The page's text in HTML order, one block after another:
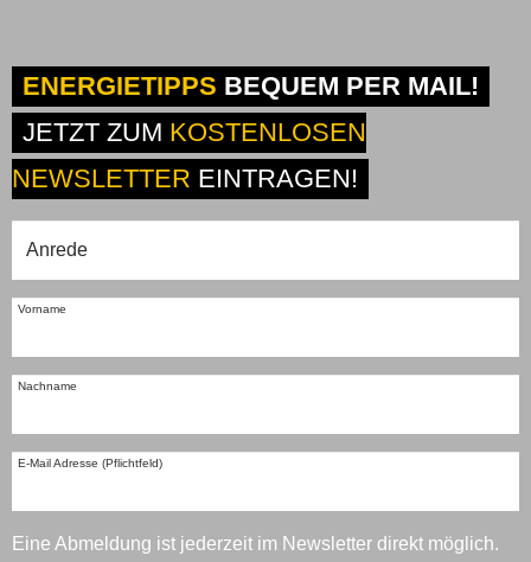
ENERGIETIPPS BEQUEM PER MAIL!
JETZT ZUM KOSTENLOSEN
NEWSLETTER EINTRAGEN!
Vorname
Nachname
E-Mail Adresse (Pflichtfeld)
Eine Abmeldung ist jederzeit im Newsletter direkt möglich.